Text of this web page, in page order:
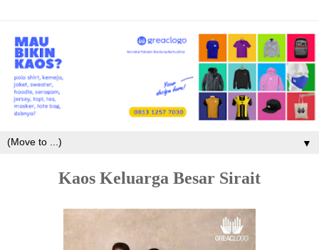
▼
Kaos Keluarga Besar Sirait